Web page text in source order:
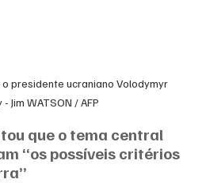
presidente ucraniano Volodymyr
Jim WATSON / AFP
que o tema central
“os possíveis critérios